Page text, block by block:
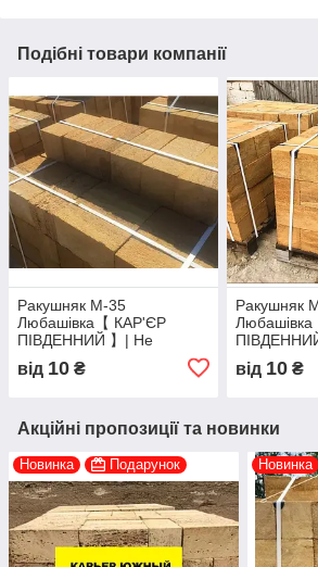
Подібні товари компанії
Ракушняк М-35
Любашівка【 КАР'ЄР
ПІВДЕННИЙ 】| Не
Кар'єра
від 10 ₴
Ракушняк
Кар'єра
від 10₴
Акційні пропозиції та новинки
Новинка Подарунок Новинка